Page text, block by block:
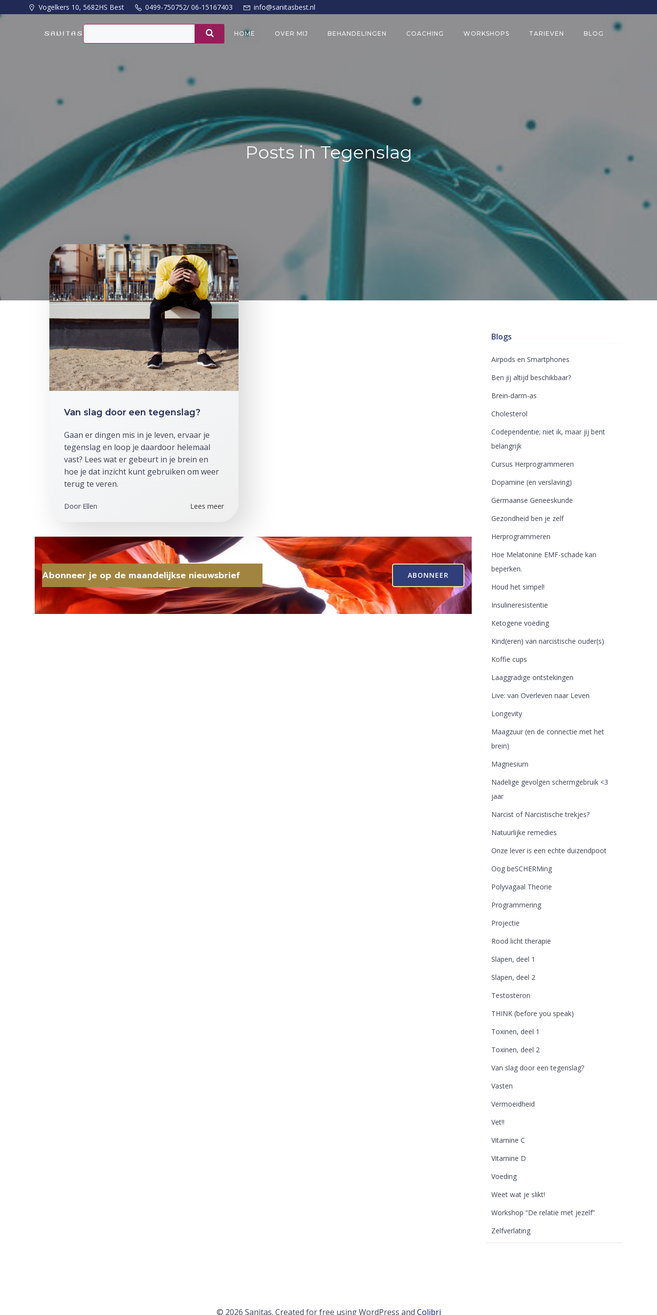
de
Vogelkers 10, 5682HS Best 0499-750752/ 06-15167403 info@sanitasbest.nl
SANITAS HOME OVER MIJ BEHANDELINGEN COACHING WORKSHOPS TARIEVEN BLOG
Posts in Tegenslag
Van slag door een tegenslag?
Gaan er dingen mis in je leven, ervaar je
tegenslag en loop je daardoor helemaal
vast? Lees wat er gebeurt in je brein en
hoe je dat inzicht kunt gebruiken om weer
terug te veren.
Door Ellen Lees meer
Abonneer je op de maandelijkse nieuwsbrief ABONNEER
Blogs
Airpods en Smartphones
Ben jij altijd beschikbaar?
Brein-darm-as
Cholesterol
Codependentie; niet ik, maar jij bent
belangrijk
Cursus Herprogrammeren
Dopamine (en verslaving)
Germaanse Geneeskunde
Gezondheid ben je zelf
Herprogrammeren
Hoe Melatonine EMF-schade kan
beperken.
Houd het simpel!
Insulineresistentie
Ketogene voeding
Kind(eren) van narcistische ouder(s)
Koffie cups
Laaggradige ontstekingen
Live: van Overleven naar Leven
Longevity
Maagzuur (en de connectie met het
brein)
Magnesium
Nadelige gevolgen schermgebruik <3
jaar
Narcist of Narcistische trekjes?
Natuurlijke remedies
Onze lever is een echte duizendpoot
Oog beSCHERMing
Polyvagaal Theorie
Programmering
Projectie
Rood licht therapie
Slapen, deel 1
Slapen, deel 2
Testosteron
THINK (before you speak)
Toxinen, deel 1
Toxinen, deel 2
Van slag door een tegenslag?
Vasten
Vermoeidheid
Vet!!
Vitamine C
Vitamine D
Voeding
Weet wat je slikt!
Workshop “De relatie met jezelf”
Zelfverlating
© 2026 Sanitas. Created for free using WordPress and Colibri